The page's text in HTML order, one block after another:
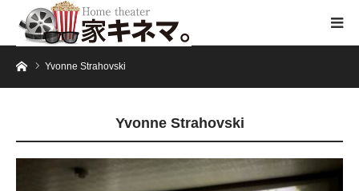
ホームYvonne Strahovski
Yvonne Strahovski